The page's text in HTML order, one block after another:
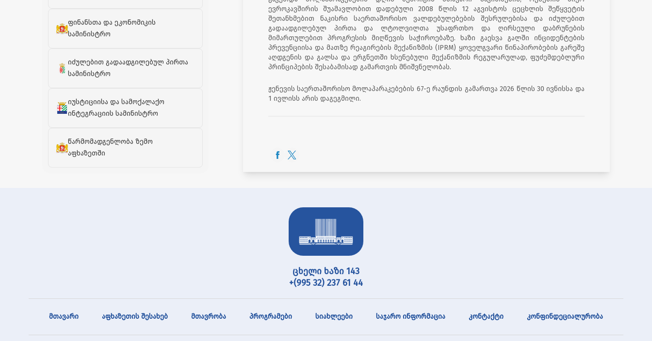
ფინანსთა და ეკონომიკის
სამინისტრო
იძულებით გადაადგილებულ პირთა
სამინისტრო
იუსტიციისა და სამოქალაქო
ინტეგრაციის სამინისტრო
წარმომადგენლობა ზემო
აფხაზეთში
ევროკავშირის შუამავლობით დადებული 2008 წლის 12 აგვისტოს ცეცხლის შეწყვეტის
შეთანხმებით ნაკისრი საერთაშორისო ვალდებულებების შესრულებისა და იძულებით
გადაადგილებულ პირთა და ლტოლვილთა უსაფრთხო და ღირსეული დაბრუნების
მიმართულებით პროგრესის მიღწევის საჭიროებაზე. ხაზი გაესვა გალში ინციდენტების
პრევენციისა და მათზე რეაგირების მექანიზმის (IPRM) ყოველგვარი წინაპირობების გარეშე
აღდგენის და გალსა და ერგნეთში ხსენებული მექანიზმის რეგულარულად, ფუძემდებლური
პრინციპების შესაბამისად გამართვის მნიშვნელობას.
ჟენევის საერთაშორისო მოლაპარაკებების 67-ე რაუნდის გამართვა 2026 წლის 30 ივნისსა და
1 ივლისს არის დაგეგმილი.
ცხელი ხაზი 143
+(995 32) 237 61 44
მთავარი აფხაზეთის შესახებ მთავრობა პროგრამები სიახლეები საჯარო ინფორმაცია კონტაქტი კონფინდეციალურობა